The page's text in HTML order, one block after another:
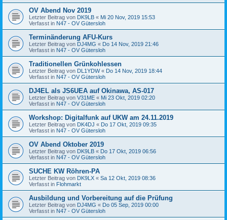
OV Abend Nov 2019
Letzter Beitrag von DK9LB « Mi 20 Nov, 2019 15:53
Verfasst in N47 - OV Gütersloh
Terminänderung AFU-Kurs
Letzter Beitrag von DJ4MG « Do 14 Nov, 2019 21:46
Verfasst in N47 - OV Gütersloh
Traditionellen Grünkohlessen
Letzter Beitrag von DL1YDW« Do 14 Nov, 2019 18:44
Verfasst in N47 - OV Gütersloh
DJ4EL als JS6UEA auf Okinawa, AS-017
Letzter Beitrag von V31ME « Mi 23 Okt, 2019 02:20
Verfasst in N47 - OV Gütersloh
Workshop: Digitalfunk auf UKW am 24.11.2019
Letzter Beitrag von DK4DJ « Do 17 Okt, 2019 09:35
Verfasst in N47 - OV Gütersloh
OV Abend Oktober 2019
Letzter Beitrag von DK9LB « Do 17 Okt, 2019 06:56
Verfasst in N47 - OV Gütersloh
SUCHE KW Röhren-PA
Letzter Beitrag von DK9LX « Sa 12 Okt, 2019 08:36
Verfasst in Flohmarkt
Ausbildung und Vorbereitung auf die Prüfung
Letzter Beitrag von DJ4MG « Do 05 Sep, 2019 00:00
Verfasst in N47 - OV Gütersloh